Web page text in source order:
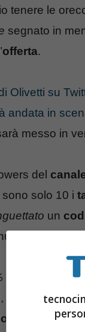
tenere le
segnato in
offerta.
Olivetti su
andata in
messo in
del
solo 10 i
un
verde
e della
con una
nVidia